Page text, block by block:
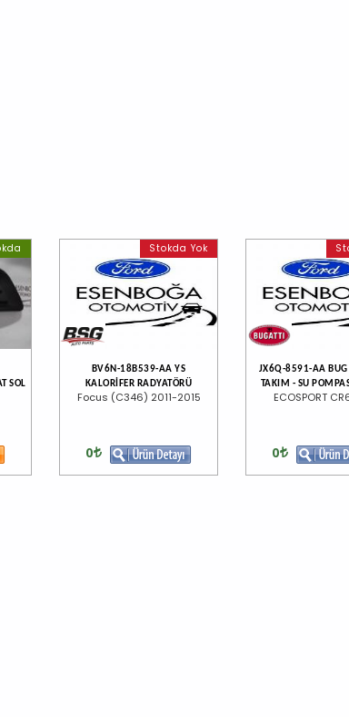
SOL
Stokda Yok
BV6N-18B539-AA YS
KALORİFER RADYATÖRÜ
Focus (C346) 2011-2015
0
JX6Q-8591-AA
TAKIM - SU
ECOSPORT
0